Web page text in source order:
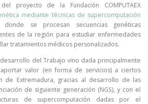
proyecto de la Fundación COMPUTAEX
mediante técnicas de supercomputación
se procesan secuencias genéticas
de la región para estudiar enfermedades
tratamientos médicos personalizados.
del Trabajo vino dada principalmente
valor (en forma de servicios) a ciertos
de Extremadura, gracias al desarrollo de las
de siguiente generación (NGS), y con el
de supercomputación dadas por el